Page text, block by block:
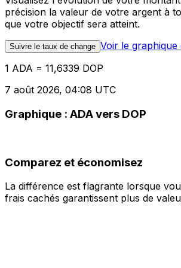
précision la valeur de votre argent à
que votre objectif sera atteint.
Suivre le taux de change Voir le graphique
1 ADA = 11,6339 DOP
7 août 2026, 04:08 UTC
Graphique : ADA vers DOP
Comparez et économisez
La différence est flagrante lorsque
frais cachés garantissent plus de